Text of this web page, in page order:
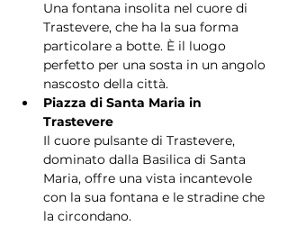
Una fontana insolita nel cuore di
Trastevere, che ha la sua forma
particolare a botte. È il luogo
perfetto per una sosta in un angolo
nascosto della città.
Piazza di Santa Maria in
Trastevere
Il cuore pulsante di Trastevere,
dominato dalla Basilica di Santa
Maria, offre una vista incantevole
con la sua fontana e le stradine che
la circondano.